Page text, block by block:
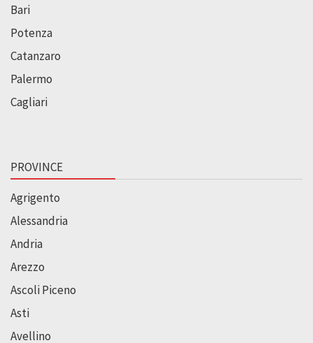
Bari
Potenza
Catanzaro
Palermo
Cagliari
PROVINCE
Agrigento
Alessandria
Andria
Arezzo
Ascoli Piceno
Asti
Avellino